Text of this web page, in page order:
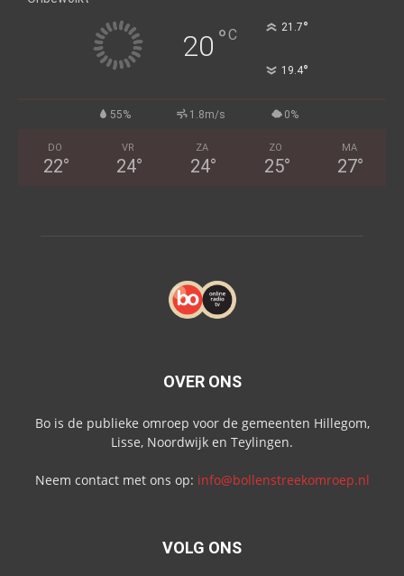
20 °C 21.7°
19.4°
55% 1.8m/s 0%
DO
22°
VR
24°
ZA
24°
ZO
25°
MA
27°
OVER ONS
Bo is de publieke omroep voor de gemeenten Hillegom,
Lisse, Noordwijk en Teylingen.
Neem contact met ons op: info@bollenstreekomroep.nl
VOLG ONS